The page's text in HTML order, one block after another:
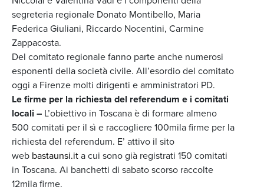
segreteria regionale Donato Montibello, Maria
Federica Giuliani, Riccardo Nocentini, Carmine
Zappacosta.
Del comitato regionale fanno parte anche numerosi
esponenti della società civile. All’esordio del comitato
oggi a Firenze molti dirigenti e amministratori PD.
Le firme per la richiesta del referendum e i comitati
locali – L’obiettivo in Toscana è di formare almeno
500 comitati per il sì e raccogliere 100mila firme per la
richiesta del referendum. E’ attivo il sito
web bastaunsi.ita cui sono già registrati 150 comitati
in Toscana. Ai banchetti di sabato scorso raccolte
12mila firme.